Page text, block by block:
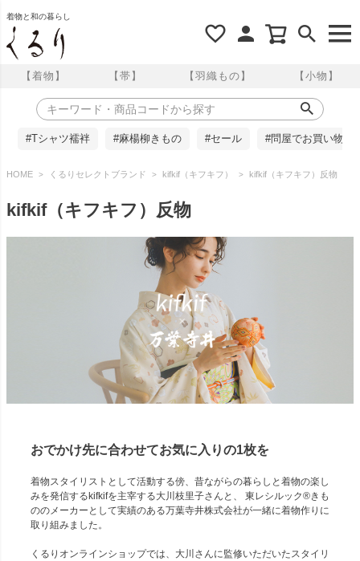
着物と和の暮らし
【着物】 【帯】 【羽織もの】 【小物】
#Tシャツ襦袢 #麻楊柳きもの #セール #問屋でお買い物
HOME くるりセレクトブランド kifkif（キフキフ） kifkif（キフキフ）反物
kifkif（キフキフ）反物
おでかけ先に合わせてお気に入りの1枚を
着物スタイリストとして活動する傍、昔ながらの暮らしと着物の楽し
みを発信するkifkifを主宰する大川枝里子さんと、 東レシルック®きも
ののメーカーとして実績のある万葉寺井株式会社が一緒に着物作りに
取り組みました。
くるりオンラインショップでは、大川さんに監修いただいたスタイリ